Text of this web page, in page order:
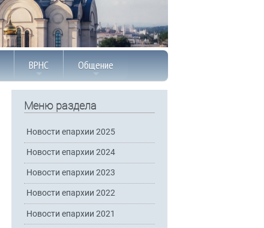
ВРНС Общение
Меню раздела
Новости епархии 2025
Новости епархии 2024
Новости епархии 2023
Новости епархии 2022
Новости епархии 2021